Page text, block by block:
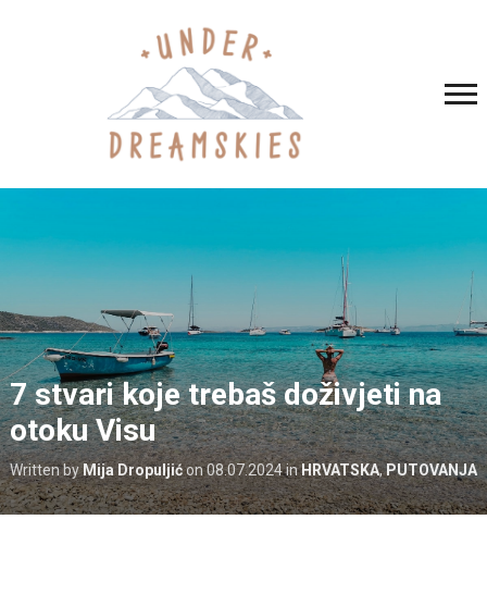
7 stvari koje trebaš doživjeti na
otoku Visu
Written byMija Dropuljićon08.07.2024inHRVATSKA, PUTOVANJA